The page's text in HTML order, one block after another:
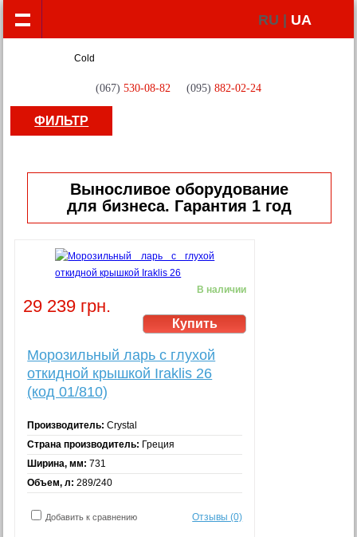
RU | UA
(067) 530-08-82 (095) 882-02-24
ФИЛЬТР
Выносливое оборудование
для бизнеса. Гарантия 1 год
29 239 грн.
В наличии
Морозильный ларь с глухой
откидной крышкой Iraklis 26
(код 01/810)
Производитель: Crystal
Страна производитель: Греция
Ширина, мм: 731
Объем, л: 289/240
Добавить к сравнению Отзывы (0)